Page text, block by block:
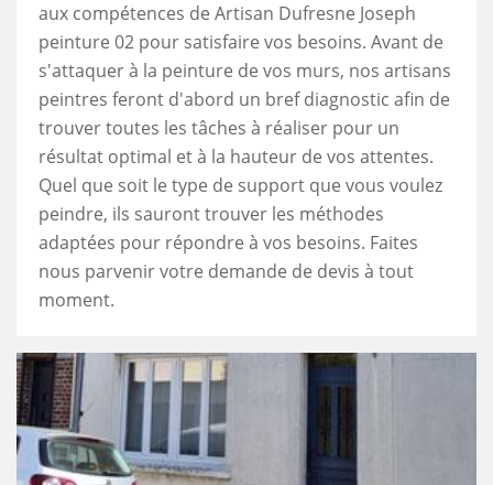
aux compétences de Artisan Dufresne Joseph
peinture 02 pour satisfaire vos besoins. Avant de
s'attaquer à la peinture de vos murs, nos artisans
peintres feront d'abord un bref diagnostic afin de
trouver toutes les tâches à réaliser pour un
résultat optimal et à la hauteur de vos attentes.
Quel que soit le type de support que vous voulez
peindre, ils sauront trouver les méthodes
adaptées pour répondre à vos besoins. Faites
nous parvenir votre demande de devis à tout
moment.